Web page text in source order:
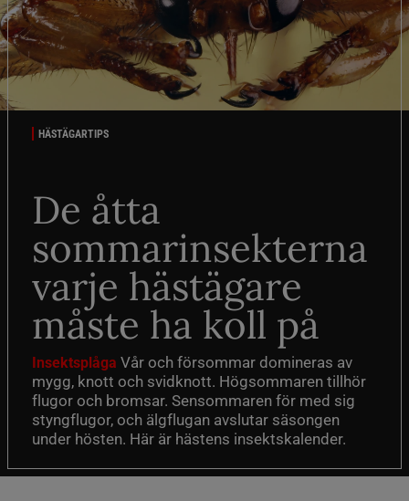
HÄSTÄGARTIPS
De åtta
sommarinsekterna
varje hästägare
måste ha koll på
Insektsplåga Vår och försommar domineras av
mygg, knott och svidknott. Högsommaren tillhör
flugor och bromsar. Sensommaren för med sig
styngflugor, och älgflugan avslutar säsongen
under hösten. Här är hästens insektskalender.